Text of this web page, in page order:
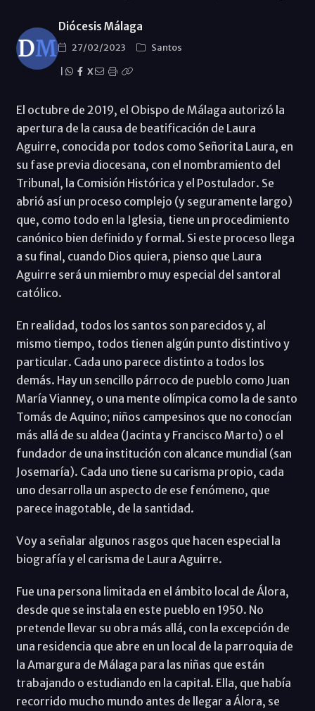
Diócesis Málaga
27/02/2023
Santos
X
El octubre de 2019, el Obispo de Málaga autorizó la
apertura de la causa de beatificación de Laura
Aguirre, conocida por todos como Señorita Laura, en
su fase previa diocesana, con el nombramiento del
Tribunal, la Comisión Histórica y el Postulador. Se
abrió así un proceso complejo (y seguramente largo)
que, como todo en la Iglesia, tiene un procedimiento
canónico bien definido y formal. Si este proceso llega
a su final, cuando Dios quiera, pienso que Laura
Aguirre será un miembro muy especial del santoral
católico.
En realidad, todos los santos son parecidos y, al
mismo tiempo, todos tienen algún punto distintivo y
particular. Cada uno parece distinto a todos los
demás. Hay un sencillo párroco de pueblo como Juan
María Vianney, o una mente olímpica como la de santo
Tomás de Aquino; niños campesinos que no conocían
más allá de su aldea (Jacinta y Francisco Marto) o el
fundador de una institución con alcance mundial (san
Josemaría). Cada uno tiene su carisma propio, cada
uno desarrolla un aspecto de ese fenómeno, que
parece inagotable, de la santidad.
Voy a señalar algunos rasgos que hacen especial la
biografía y el carisma de Laura Aguirre.
Fue una persona limitada en el ámbito local de Álora,
desde que se instala en este pueblo en 1950. No
pretende llevar su obra más allá, con la excepción de
una residencia que abre en un local de la parroquia de
la Amargura de Málaga para las niñas que están
trabajando o estudiando en la capital. Ella, que había
recorrido mucho mundo antes de llegar a Álora, se